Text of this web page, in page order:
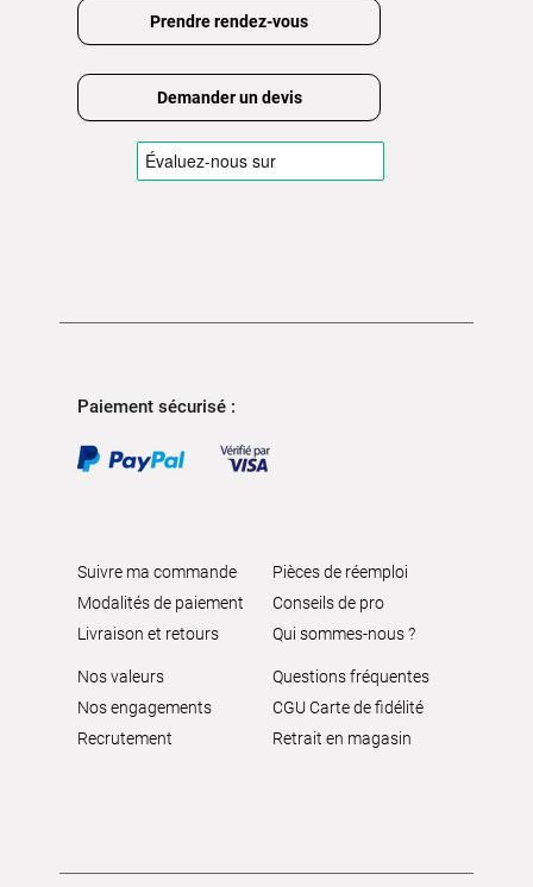
Prendre rendez-vous
Demander un devis
Paiement sécurisé :
Suivre ma commande
Modalités de paiement
Livraison et retours
Pièces de réemploi
Conseils de pro
Qui sommes-nous ?
Nos valeurs
Nos engagements
Recrutement
Questions fréquentes
CGU Carte de fidélité
Retrait en magasin